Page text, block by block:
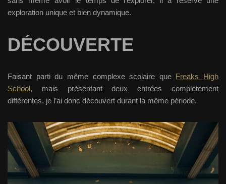
exploration unique et bien dynamique.
DÉCOUVERTE
Faisant parti du même complexe scolaire que Freaks High
School, mais présentant deux entrées complètement
différentes, je l’ai donc découvert durant la même période.